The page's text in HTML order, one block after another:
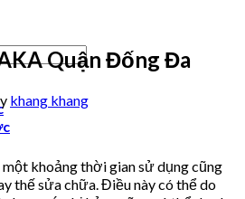
Quận Đống Đa
khang khang
khoảng thời gian sử dụng cũng
thế sửa chữa. Điều này có thể do